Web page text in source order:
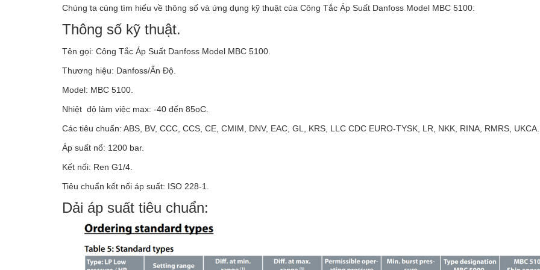
Chúng ta cùng tìm hiểu về thông số và ứng dụng kỹ thuật của Công Tắc Áp Suất Danfoss Model MBC 5100:
Thông số kỹ thuật.
Tên gọi: Công Tắc Áp Suất Danfoss Model MBC 5100.
Thương hiệu: Danfoss/Ấn Độ.
Model: MBC 5100.
Nhiệt độ làm việc max: -40 đến 85oC.
Các tiêu chuẩn: ABS, BV, CCC, CCS, CE, CMIM, DNV, EAC, GL, KRS, LLC CDC EURO-TYSK, LR, NKK, RINA, RMRS, UKCA.
Áp suất nổ: 1200 bar.
Kết nối: Ren G1/4.
Tiêu chuẩn kết nối áp suất: ISO 228-1.
Dải áp suất tiêu chuẩn: